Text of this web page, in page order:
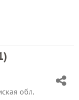
)
обл.